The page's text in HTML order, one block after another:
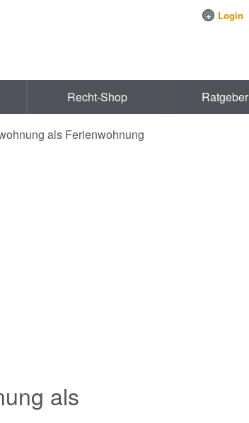
+ Login
Recht-Shop Ratgeber
als Ferienwohnung
als